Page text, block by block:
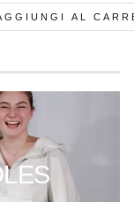
AL